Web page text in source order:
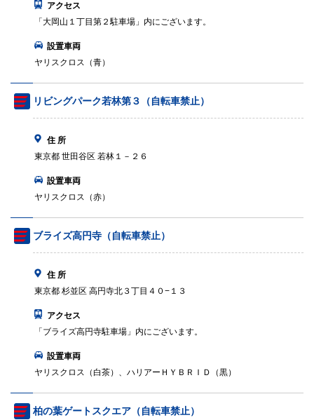
アクセス
「大岡山１丁目第２駐車場」内にございます。
設置車両
ヤリスクロス（青）
リビングパーク若林第３（自転車禁止）
住 所
東京都 世田谷区 若林１－２６
設置車両
ヤリスクロス（赤）
ブライズ高円寺（自転車禁止）
住 所
東京都 杉並区 高円寺北３丁目４０−１３
アクセス
「ブライズ高円寺駐車場」内にございます。
設置車両
ヤリスクロス（白茶）、ハリアーＨＹＢＲＩＤ（黒）
柏の葉ゲートスクエア（自転車禁止）